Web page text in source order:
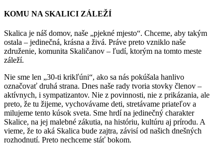
KOMU NA SKALICI ZÁLEŽÍ
Skalica je náš domov, naše „pjekné mjesto“. Chceme, aby takým
ostala – jedinečná, krásna a živá. Práve preto vzniklo naše
združenie, komunita Skaličanov – ľudí, ktorým na tomto meste
záleží.
Nie sme len „30-ti krikľúni“, ako sa nás pokúšala hanlivo
označovať druhá strana. Dnes naše rady tvoria stovky členov –
aktívnych, i sympatizantov. Nie z povinnosti, nie z prikázania, ale
preto, že tu žijeme, vychovávame deti, stretávame priateľov a
milujeme tento kúsok sveta. Sme hrdí na jedinečný charakter
Skalice, na jej malebné zákutia, na históriu, kultúru aj prírodu. A
vieme, že to aká Skalica bude zajtra, závisí od našich dnešných
rozhodnutí. Preto nechceme stáť bokom.